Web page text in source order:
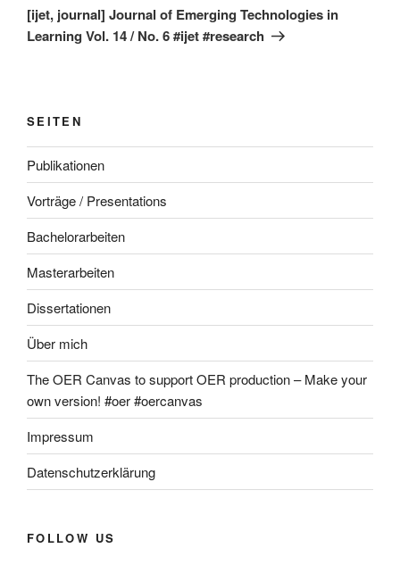
Beitrag
[ijet, journal] Journal of Emerging Technologies in
Learning Vol. 14 / No. 6 #ijet #research
SEITEN
Publikationen
Vorträge / Presentations
Bachelorarbeiten
Masterarbeiten
Dissertationen
Über mich
The OER Canvas to support OER production – Make your
own version! #oer #oercanvas
Impressum
Datenschutzerklärung
FOLLOW US